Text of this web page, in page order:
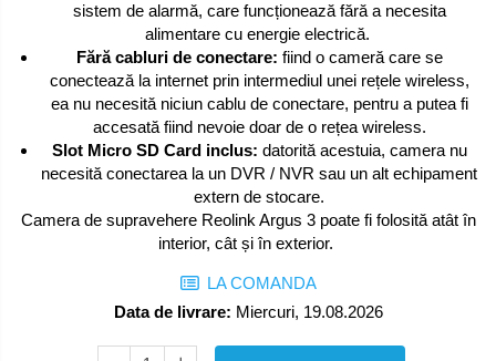
sistem de alarmă, care funcționează fără a necesita
alimentare cu energie electrică.
Fără cabluri de conectare: fiind o cameră care se
conectează la internet prin intermediul unei rețele wireless,
ea nu necesită niciun cablu de conectare, pentru a putea fi
accesată fiind nevoie doar de o rețea wireless.
Slot Micro SD Card inclus: datorită acestuia, camera nu
necesită conectarea la un DVR / NVR sau un alt echipament
extern de stocare.
Camera de supravehere Reolink Argus 3 poate fi folosită atât în
interior, cât și în exterior.
LA COMANDA
Data de livrare: Miercuri, 19.08.2026